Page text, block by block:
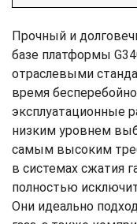
Прочный и
базе платформы
отраслевыми
время
эксплуатационные
низким уровнем
самым высоким
в системах сжатия
полностью
Они идеально